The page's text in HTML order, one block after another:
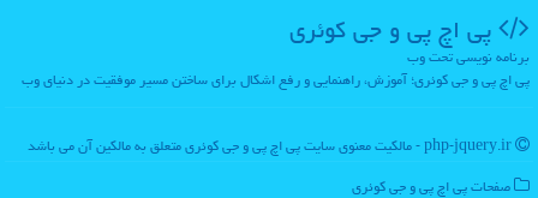
پی اچ پی و جی كوئری
برنامه نویسی تحت وب
پی اچ پی و جی کوئری؛ آموزش، راهنمایی و رفع اشکال برای ساختن مسیر موفقیت در دنیای وب
صفحات پی اچ پی و جی كوئری